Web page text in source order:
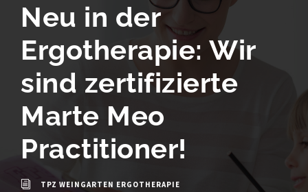
Neu in der
Ergotherapie: Wir
sind zertifizierte
Marte Meo
Practitioner!
TPZ WEINGARTEN ERGOTHERAPIE